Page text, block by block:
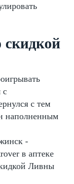
с
с тем
наполненным
-
в аптеке
Ливны